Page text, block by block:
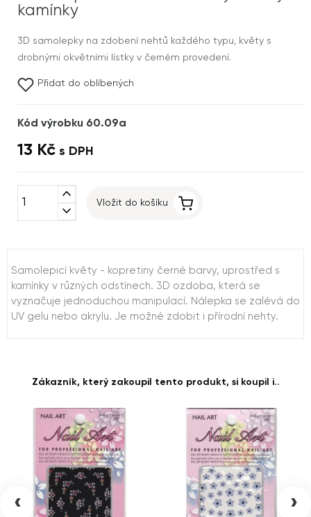
kamínky
3D samolepky na zdobení nehtů každého typu, květy s
drobnými okvětními lístky v černém provedení.
Přidat do oblíbených
Kód výrobku 60.09a
13 Kč s DPH
expand_less
expand_more
Vložit do košíku
Samolepicí květy - kopretiny černé barvy, uprostřed s
kamínky v různých odstínech. 3D ozdoba, která se
vyznačuje jednoduchou manipulací. Nálepka se zalévá do
UV gelu nebo akrylu. Je možné zdobit i přírodní nehty.
Zákazník, který zakoupil tento produkt, si koupil i..
‹ ›